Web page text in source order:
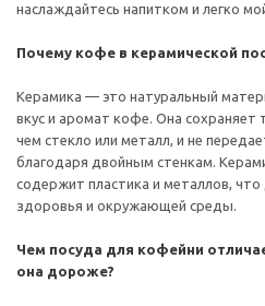
наслаждайтесь напитком и легко
Почему кофе в керамической
Керамика — это натуральный
вкус и аромат кофе. Она сохраняет
чем стекло или металл, и не
благодаря двойным стенкам.
содержит пластика и металлов, что
здоровья и окружающей среды.
Чем посуда для кофейни
она дороже?